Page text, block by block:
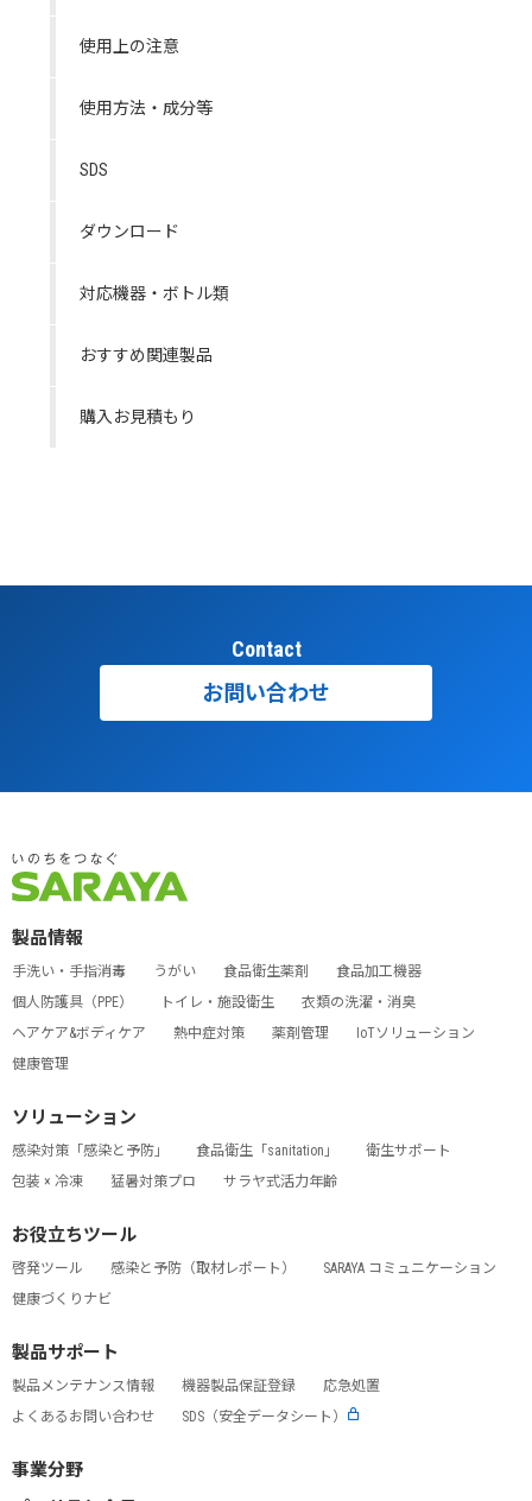
使用上の注意
使用方法・成分等
SDS
ダウンロード
対応機器・ボトル類
おすすめ関連製品
購入お見積もり
Contact
お問い合わせ
製品情報
手洗い・手指消毒 うがい 食品衛生薬剤
食品加工機器
個人防護具（PPE）
トイレ・施設衛生
衣類の洗濯・消臭
ヘアケア&ボディケア
熱中症対策 薬剤管理
IoTソリューション
健康管理
ソリューション
感染対策「感染と予防」 食品衛生「sanitation」
衛生サポート
包装 × 冷凍
猛暑対策プロ サラヤ式活力年齢
お役立ちツール
啓発ツール 感染と予防（取材レポート）
SARAYA コミュニケーション
健康づくりナビ
製品サポート
製品メンテナンス情報 機器製品保証登録
応急処置
よくあるお問い合わせ
SDS（安全データシート）
事業分野